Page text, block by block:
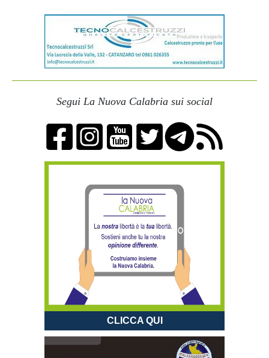
Segui La Nuova Calabria sui social
CLICCA QUI